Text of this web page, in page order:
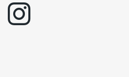
instagram